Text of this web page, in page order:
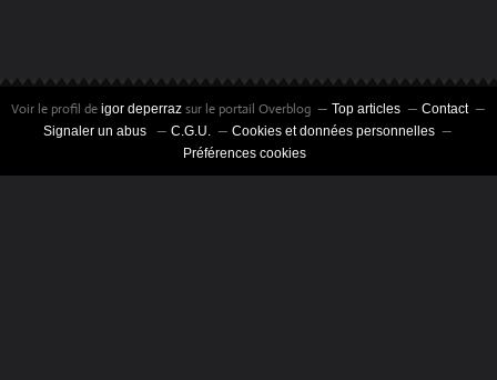
Voir le profil de igor deperraz sur le portail Overblog Top articles
Contact
Signaler un abus
C.G.U.
Cookies et données personnelles
Préférences cookies